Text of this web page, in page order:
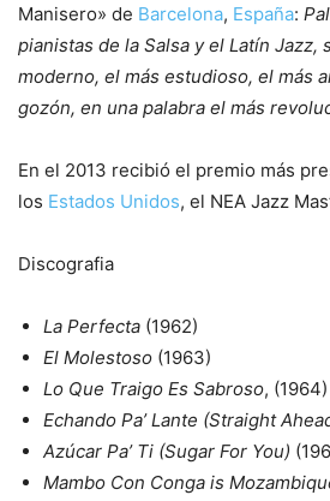
Manisero» de Barcelona, España:
pianistas de la Salsa y el Latín Jazz,
moderno, el más estudioso, el más
gozón, en una palabra el más
En el 2013 recibió el premio más
los Estados Unidos, el NEA Jazz
Discografia
La Perfecta (1962)
El Molestoso (1963)
Lo Que Traigo Es Sabroso, (1964)
Echando Pa’ Lante (Straight
Azúcar Pa’ Ti (Sugar For You)
Mambo Con Conga is